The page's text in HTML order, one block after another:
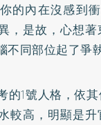
的內在沒感到
，是故，心想
同部位起了爭執
的1號人格，依
較高，明顯是